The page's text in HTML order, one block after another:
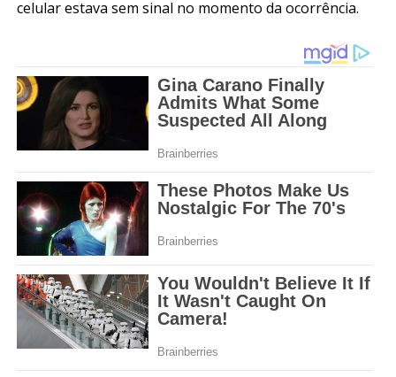
celular estava sem sinal no momento da ocorrência.